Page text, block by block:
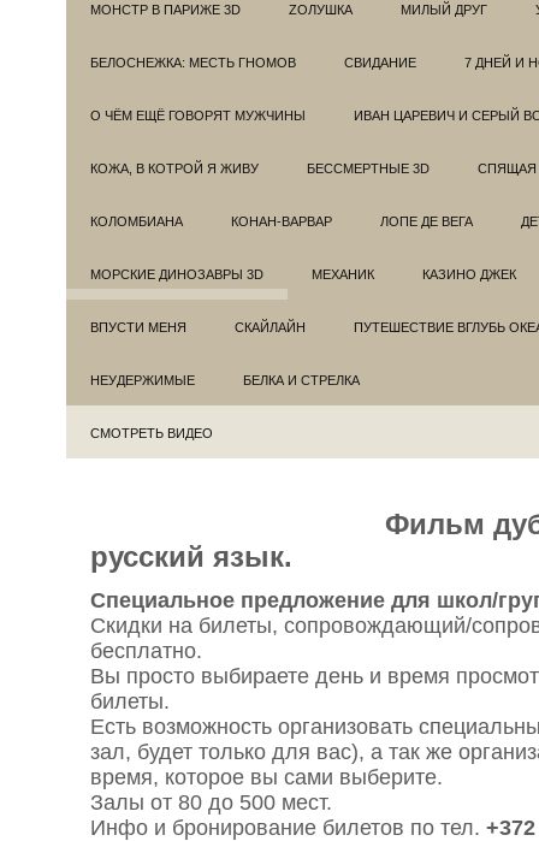
МОНСТР В ПАРИЖЕ 3D ZОЛУШКА МИЛЫЙ ДРУГ
БЕЛОСНЕЖКА: МЕСТЬ ГНОМОВ СВИДАНИЕ 7 ДНЕЙ И
О ЧЁМ ЕЩЁ ГОВОРЯТ МУЖЧИНЫ ИВАН ЦАРЕВИЧ И СЕРЫЙ
КОЖА, В КОТРОЙ Я ЖИВУ БЕССМЕРТНЫЕ 3D СПЯЩАЯ
КОЛОМБИАНА КОНАН-ВАРВАР ЛОПЕ ДЕ ВЕГА
МОРСКИЕ ДИНОЗАВРЫ 3D МЕХАНИК КАЗИНО ДЖЕК
ВПУСТИ МЕНЯ СКАЙЛАЙН ПУТЕШЕСТВИЕ ВГЛУБЬ
НЕУДЕРЖИМЫЕ БЕЛКА И СТРЕЛКА
СМОТРЕТЬ ВИДЕО
Фильм
русский язык.
Специальное предложение для школ/
Скидки на билеты, сопровождающий/
бесплатно.
Вы просто выбираете день и время
билеты.
Есть возможность организовать
зал, будет только для вас), а так же
время, которое вы сами выберите.
Залы от 80 до 500 мест.
Инфо и бронирование билетов по тел.